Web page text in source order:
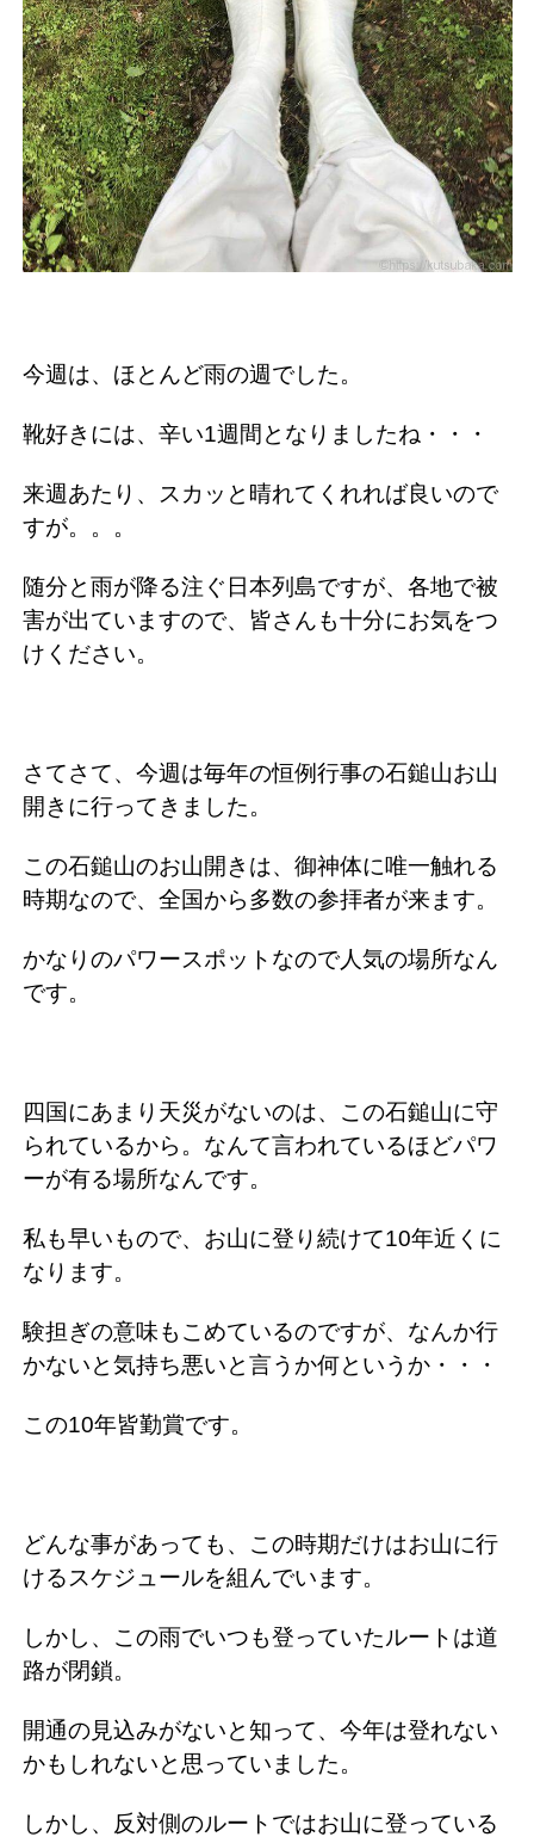
今週は、ほとんど雨の週でした。
靴好きには、辛い1週間となりましたね・・・
来週あたり、スカッと晴れてくれれば良いので
すが。。。
随分と雨が降る注ぐ日本列島ですが、各地で被
害が出ていますので、皆さんも十分にお気をつ
けください。
さてさて、今週は毎年の恒例行事の石鎚山お山
開きに行ってきました。
この石鎚山のお山開きは、御神体に唯一触れる
時期なので、全国から多数の参拝者が来ます。
かなりのパワースポットなので人気の場所なん
です。
四国にあまり天災がないのは、この石鎚山に守
られているから。なんて言われているほどパワ
ーが有る場所なんです。
私も早いもので、お山に登り続けて10年近くに
なります。
験担ぎの意味もこめているのですが、なんか行
かないと気持ち悪いと言うか何というか・・・
この10年皆勤賞です。
どんな事があっても、この時期だけはお山に行
けるスケジュールを組んでいます。
しかし、この雨でいつも登っていたルートは道
路が閉鎖。
開通の見込みがないと知って、今年は登れない
かもしれないと思っていました。
しかし、反対側のルートではお山に登っている